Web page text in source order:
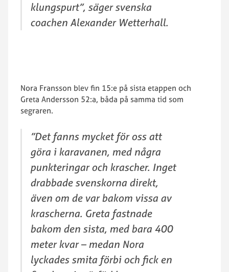
klungspurt”, säger svenska
coachen Alexander Wetterhall.
Nora Fransson blev fin 15:e på sista etappen och
Greta Andersson 52:a, båda på samma tid som
segraren.
”Det fanns mycket för oss att
göra i karavanen, med några
punkteringar och krascher. Inget
drabbade svenskorna direkt,
även om de var bakom vissa av
krascherna. Greta fastnade
bakom den sista, med bara 400
meter kvar – medan Nora
lyckades smita förbi och fick en